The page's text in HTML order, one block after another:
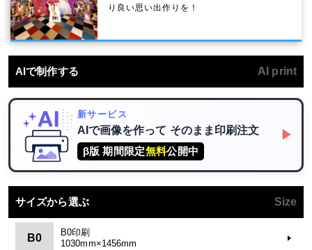
り良い思い出作りを！
AIで制作する AI print
新サービス
AIで画像を作って そのまま印刷注文
β版 期間限定無料公開中
▶
サイズから選ぶ Size
B0
B0印刷
1030mm×1456mm